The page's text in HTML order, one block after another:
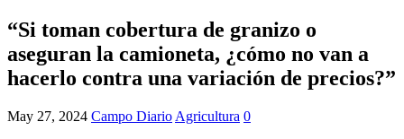
“Si toman cobertura de granizo o
aseguran la camioneta, ¿cómo no van a
hacerlo contra una variación de precios?”
May 27, 2024 Campo Diario Agricultura 0